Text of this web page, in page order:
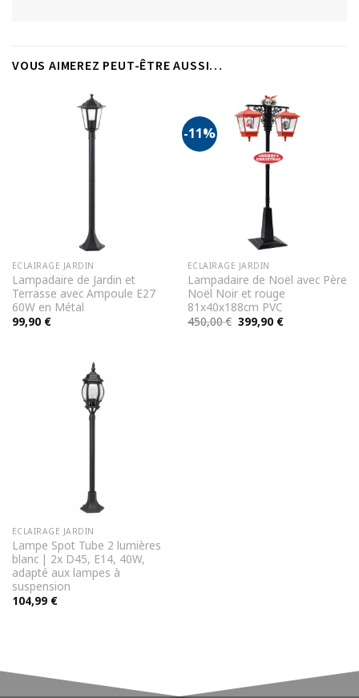
VOUS AIMEREZ PEUT-ÊTRE AUSSI…
ECLAIRAGE JARDIN
Lampadaire de Jardin et
Terrasse avec Ampoule E27
60W en Métal
99,90 €
-11%
ECLAIRAGE JARDIN
Lampadaire de Noël avec Père
Noël Noir et rouge
81x40x188cm PVC
450,00€ Le
399,90 €Le
ECLAIRAGE JARDIN
Lampe Spot Tube 2 lumières
blanc | 2x D45, E14, 40W,
adapté aux lampes à
suspension
104,99 €